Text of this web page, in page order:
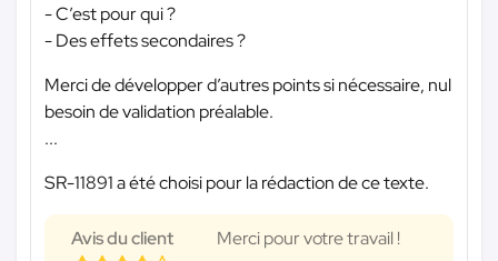
- C’est pour qui ?
- Des effets secondaires ?
Merci de développer d’autres points si nécessaire, nul
besoin de validation préalable.
...
SR-11891 a été choisi pour la rédaction de ce texte.
Avis du client Merci pour votre travail !